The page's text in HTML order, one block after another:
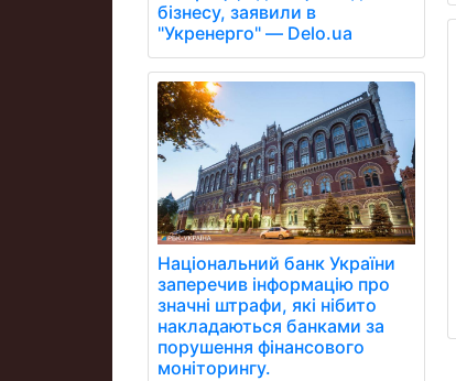
бізнесу, заявили в
"Укренерго" — Delo.ua
Національний банк України
заперечив інформацію про
значні штрафи, які нібито
накладаються банками за
порушення фінансового
моніторингу.